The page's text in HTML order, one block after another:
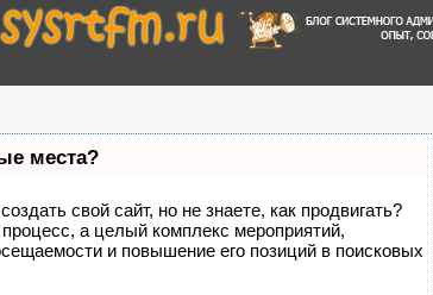
места?
свой сайт, но не знаете, как продвигать?
а целый комплекс мероприятий,
и повышение его позиций в поисковых